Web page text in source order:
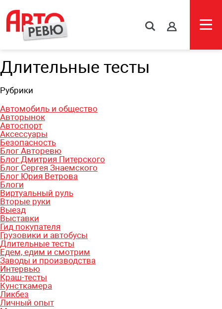
s
Длительные тесты
Рубрики
Автомобиль и общество
Авторынок
Автоспорт
Аксессуары
Безопасность
Блог Авторевю
Блог Дмитрия Питерского
Блог Сергея Знаемского
Блог Юрия Ветрова
Блоги
Виртуальный руль
Вторые руки
Выезд
Выставки
Гид покупателя
Грузовики и автобусы
Длительные тесты
Едем, едим и смотрим
Заводы и производства
Интервью
Краш-тесты
Кунсткамера
Ликбез
Личный опыт